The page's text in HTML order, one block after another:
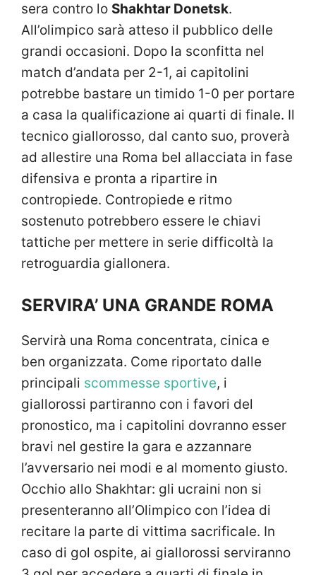
sera contro lo Shakhtar Donetsk.
All’olimpico sarà atteso il pubblico delle
grandi occasioni. Dopo la sconfitta nel
match d’andata per 2-1, ai capitolini
potrebbe bastare un timido 1-0 per portare
a casa la qualificazione ai quarti di finale. Il
tecnico giallorosso, dal canto suo, proverà
ad allestire una Roma bel allacciata in fase
difensiva e pronta a ripartire in
contropiede. Contropiede e ritmo
sostenuto potrebbero essere le chiavi
tattiche per mettere in serie difficoltà la
retroguardia giallonera.
SERVIRA’ UNA GRANDE ROMA
Servirà una Roma concentrata, cinica e
ben organizzata. Come riportato dalle
principali scommesse sportive, i
giallorossi partiranno con i favori del
pronostico, ma i capitolini dovranno esser
bravi nel gestire la gara e azzannare
l’avversario nei modi e al momento giusto.
Occhio allo Shakhtar: gli ucraini non si
presenteranno all’Olimpico con l’idea di
recitare la parte di vittima sacrificale. In
caso di gol ospite, ai giallorossi serviranno